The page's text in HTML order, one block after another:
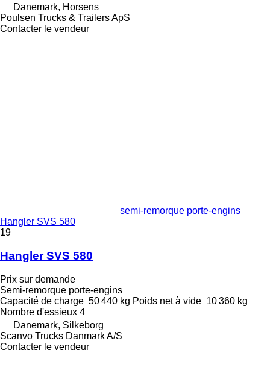
Danemark, Horsens
Poulsen Trucks & Trailers ApS
Contacter le vendeur
semi-remorque porte-engins
Hangler SVS 580
19
Hangler SVS 580
Prix sur demande
Semi-remorque porte-engins
Capacité de charge 50 440 kg Poids net à vide 10 360 kg
Nombre d'essieux 4
Danemark, Silkeborg
Scanvo Trucks Danmark A/S
Contacter le vendeur